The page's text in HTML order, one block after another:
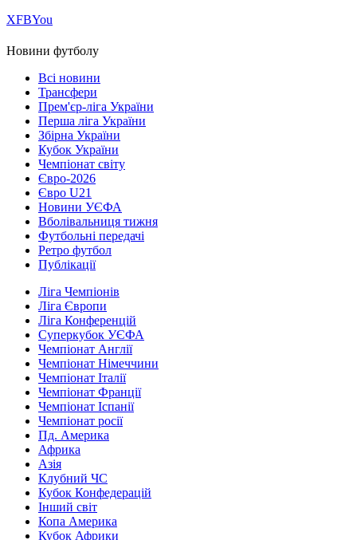
ХFBYou
Новини футболу
Всі новини
Трансфери
Прем'єр-ліга України
Перша ліга України
Збірна України
Кубок України
Чемпіонат світу
Євро-2026
Євро U21
Новини УЄФА
Вболівальниця тижня
Футбольні передачі
Ретро футбол
Публікації
Ліга Чемпіонів
Ліга Європи
Ліга Конференцій
Суперкубок УЄФА
Чемпіонат Англії
Чемпіонат Німеччини
Чемпіонат Італії
Чемпіонат Франції
Чемпіонат Іспанії
Чемпіонат росії
Пд. Америка
Африка
Азія
Клубний ЧС
Кубок Конфедерацій
Інший світ
Копа Америка
Кубок Африки